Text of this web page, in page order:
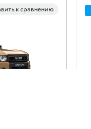
к сравнению